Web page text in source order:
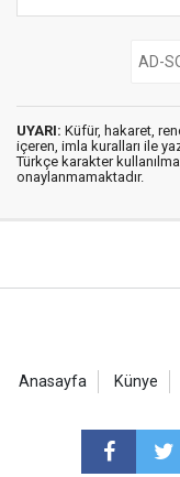
UYARI: Küfür, hakaret,
içeren, imla kuralları ile
Türkçe karakter
onaylanmamaktadır.
Anasayfa Künye